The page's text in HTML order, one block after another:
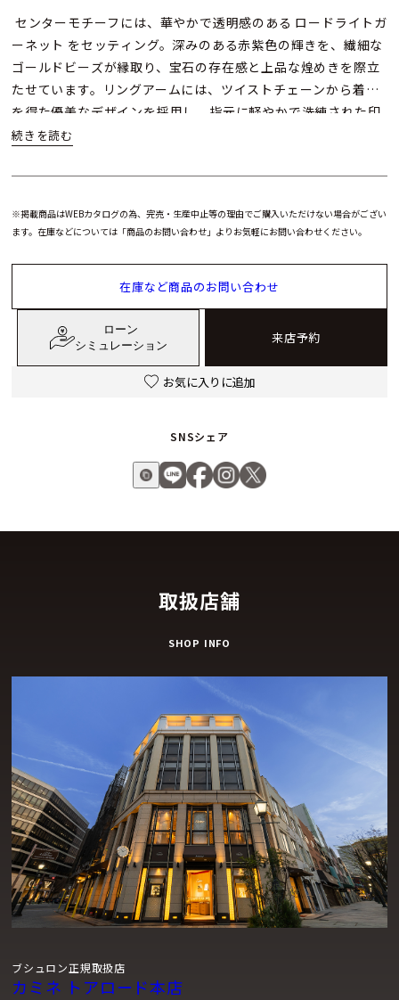
センターモチーフには、華やかで透明感のある ロードライトガ
ーネット をセッティング。深みのある赤紫色の輝きを、繊細な
ゴールドビーズが縁取り、宝石の存在感と上品な煌めきを際立
たせています。リングアームには、ツイストチェーンから着想
を得た優美なデザインを採用し、指元に軽やかで洗練された印
象をもたらします。
一見繊細でありながら、細部にまで息づくのはブシュロンが誇
ンスの取れたボリューム感は、日常使いはもちろん、重ね着け
ブシュロン セルパンボエム リング スモールは、初めてブシュ
ロンのジュエリーを選ぶ方にも、ブランドの美学とクラフツマ
ンシップを実感していただける一本。指先にさりげない個性と
エレガンスを添える、タイムレスなリングです。
※掲載商品はWEBカタログの為、完売・生産中止等の理由でご購入いただけない場合がござい
ます。在庫などについては「商品のお問い合わせ」よりお気軽にお問い合わせください。
在庫など商品のお問い合わせ
ローン
シミュレーション
来店予約
お気に入りに追加
SNSシェア
取扱店舗
SHOP INFO
ブシュロン正規取扱店
カミネ トアロード本店